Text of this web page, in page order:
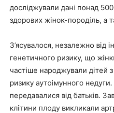
досліджували дані понад
здорових жінок-породіль, а
З’ясувалося, незалежно від
генетичного ризику, що
частіше народжували дітей
ризику аутоімунного
передавалися від батьків.
клітини плоду викликали